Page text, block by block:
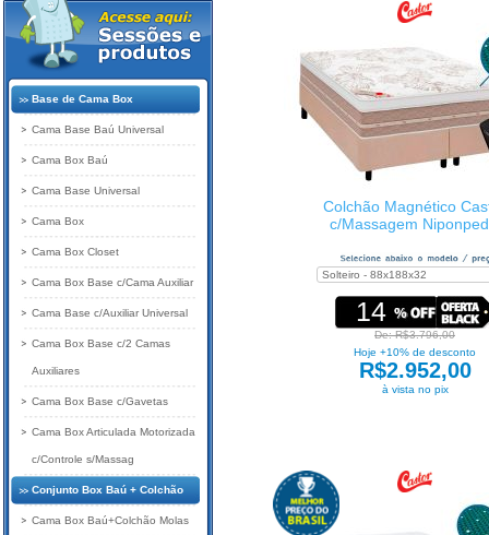
Colchão Magnético
c/Massagem
14
De: R$3.796,00
Hoje +10% de desconto
R$2.952,00
à vista no pix
Base de Cama Box
Cama Base Baú Universal
Cama Box Baú
Cama Base Universal
Cama Box
Cama Box Closet
Cama Box Base c/Cama Auxiliar
Cama Base c/Auxiliar Universal
Cama Box Base c/2 Camas
Auxiliares
Cama Box Base c/Gavetas
Cama Box Articulada Motorizada
c/Controle s/Massag
Conjunto Box Baú + Colchão
Cama Box Baú+Colchão Molas